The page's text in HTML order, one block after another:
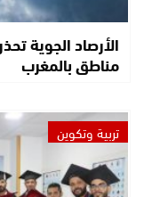
الأرصاد الجوية
مناطق بالمغرب
تربية وتكوين